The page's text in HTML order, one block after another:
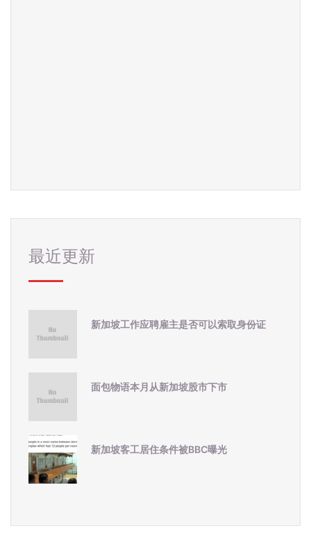
最近更新
新加坡工作应聘雇主是否可以索取身份证
面包物语本月从新加坡股市下市
新加坡客工居住条件被BBC曝光